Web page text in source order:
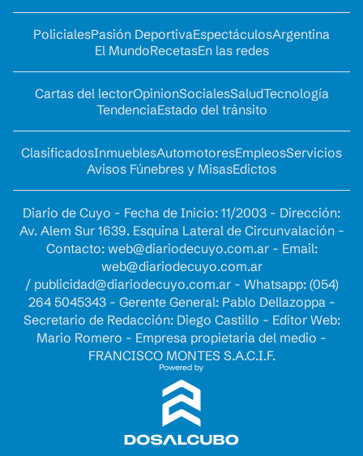
PolicialesPasión DeportivaEspectáculosArgentina
El MundoRecetasEn las redes
Cartas del lectorOpinionSocialesSaludTecnología
TendenciaEstado del tránsito
ClasificadosInmueblesAutomotoresEmpleosServicios
Avisos Fúnebres y MisasEdictos
Diario de Cuyo - Fecha de Inicio: 11/2003 - Dirección:
Av. Alem Sur 1639. Esquina Lateral de Circunvalación -
Contacto: web@diariodecuyo.com.ar- Email:
web@diariodecuyo.com.ar
/ publicidad@diariodecuyo.com.ar- Whatsapp: (054)
264 5045343 - Gerente General: Pablo Dellazoppa -
Secretario de Redacción: Diego Castillo - Editor Web:
Mario Romero - Empresa propietaria del medio -
FRANCISCO MONTES S.A.C.I.F.